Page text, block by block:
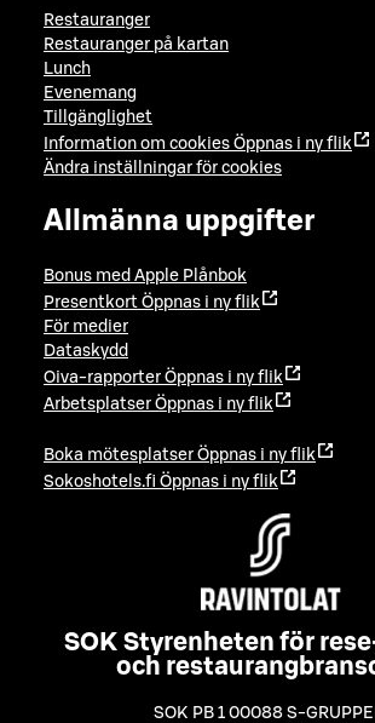
Restauranger
Restauranger på kartan
Lunch
Evenemang
Tillgänglighet
Information om cookies Öppnas i ny flik
Ändra inställningar för cookies
Allmänna uppgifter
Bonus med Apple Plånbok
Presentkort Öppnas i ny flik
För medier
Dataskydd
Oiva-rapporter Öppnas i ny flik
Arbetsplatser Öppnas i ny flik
Boka mötesplatser Öppnas i ny flik
Sokoshotels.fi Öppnas i ny flik
SOK Styrenheten för
och
SOK PB 1 00088 S-